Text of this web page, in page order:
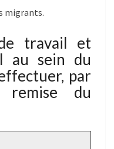
migrants.
travail et
au sein du
par
remise du